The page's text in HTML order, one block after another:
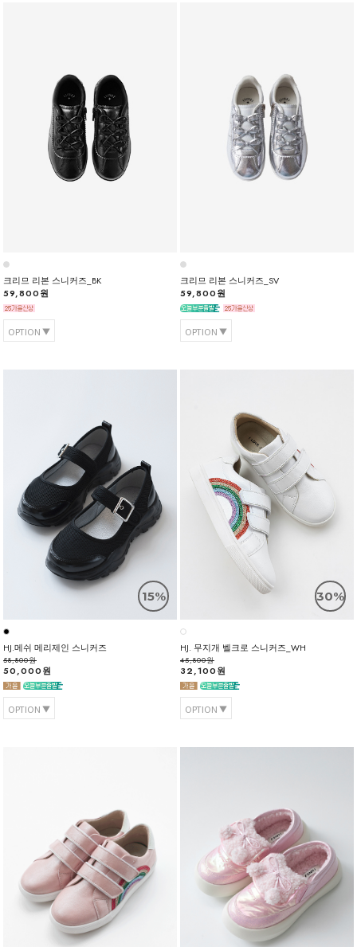
크리므 리본 스니커즈_BK
59,800원
OPTION
크리므 리본 스니커즈_SV
59,800원
OPTION
15%
HJ.메쉬 메리제인 스니커즈
58,800원
50,000원
OPTION
30%
HJ. 무지개 벨크로 스니커즈_WH
45,800원
32,100원
OPTION